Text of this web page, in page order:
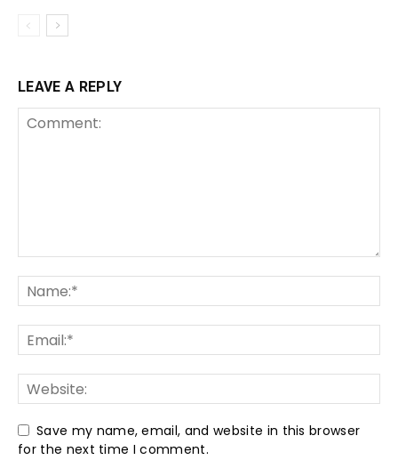
LEAVE A REPLY
Save my name, email, and website in this browser
for the next time I comment.